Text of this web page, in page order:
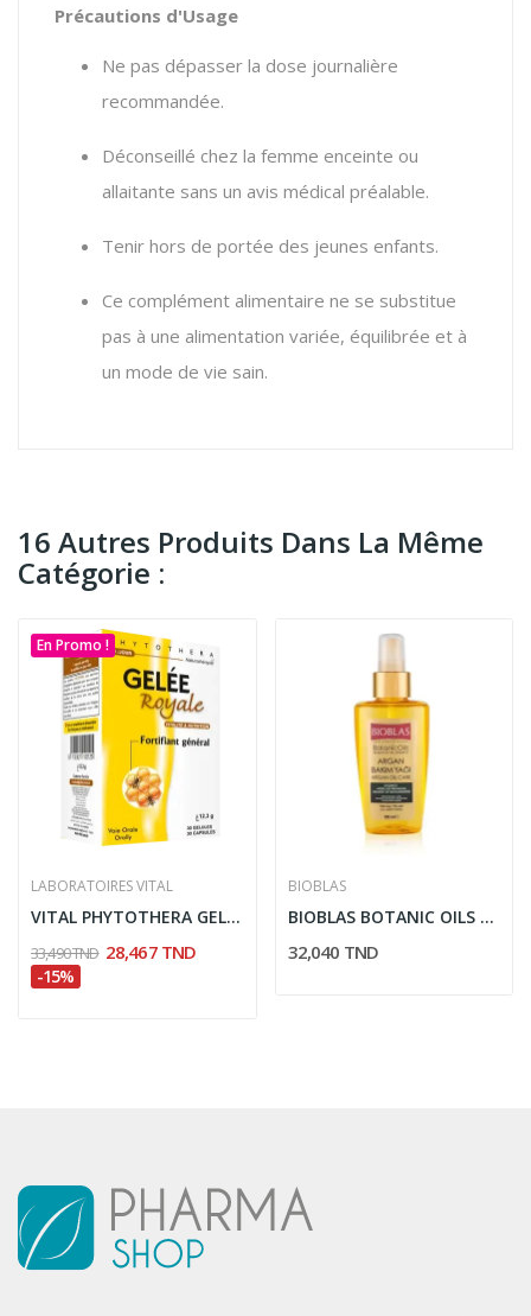
Précautions d'Usage
Ne pas dépasser la dose journalière
recommandée.
Déconseillé chez la femme enceinte ou
allaitante sans un avis médical préalable.
Tenir hors de portée des jeunes enfants.
Ce complément alimentaire ne se substitue
pas à une alimentation variée, équilibrée et à
un mode de vie sain.
16 Autres Produits Dans La Même
Catégorie :
En Promo !
LABORATOIRES VITAL
VITAL PHYTOTHERA GELEE ROYALE 30 GELULES
33,490 TND 28,467 TND
-15%
BIOBLAS
BIOBLAS BOTANIC OILS HUILE SE SOIN CAPILLAIRE...
32,040 TND